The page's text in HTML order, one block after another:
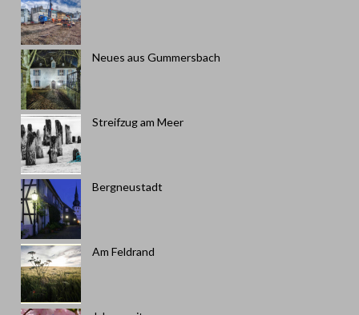
Neues aus Gummersbach
Streifzug am Meer
Bergneustadt
Am Feldrand